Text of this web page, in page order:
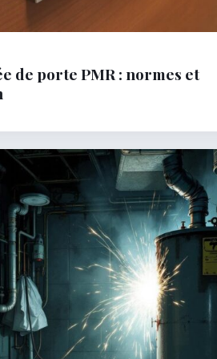
de porte PMR : normes et